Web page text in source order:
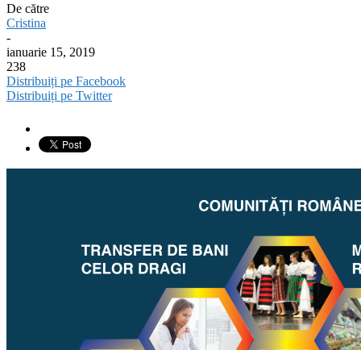
De către
Cristina
-
ianuarie 15, 2019
238
Distribuiți pe Facebook
Distribuiți pe Twitter